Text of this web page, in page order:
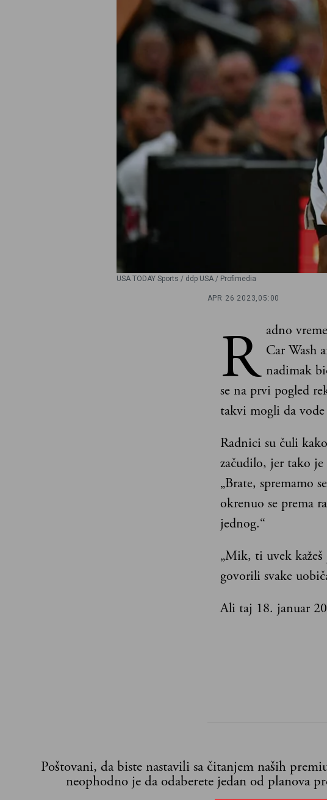
USA TODAY Sports / ddp USA / Profimedia
APR 26 2023, 05:00
R adno
Car Wash
nadimak
se na prvi pogled
takvi mogli da
Radnici su čuli
začudilo, jer tako
„Brate, spremamo
okrenuo se prema
jednog.“
„Mik, ti uvek kažeš
govorili svake
Ali taj 18. januar
Poštovani, da biste nastavili sa čitanjem naših
neophodno je da odaberete jedan od planova